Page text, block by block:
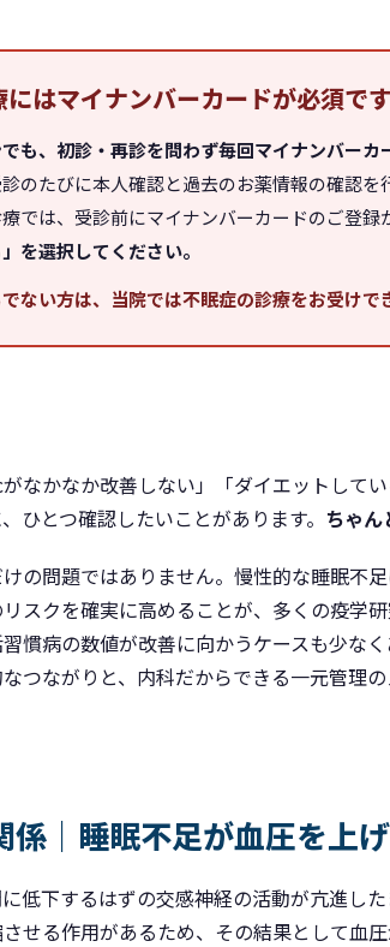
にはマイナンバーカードが必須です
も、初診・再診を問わず毎回マイナンバーカ
のたびに本人確認と過去のお薬情報の確認を
では、受診前にマイナンバーカードのご登録
を選択してください。
ない方は、当院では不眠症の診療をお受けで
がなかなか改善しない」「ダイエットし
ひとつ確認したいことがあります。 ちゃん
の問題ではありません。慢性的な睡眠不
スクを確実に高めることが、多くの疫学研
慣病の数値が改善に向かうケースも少な
つながりと、内科だからできる一元管理の
係｜睡眠不足が血圧を上
低下するはずの交感神経の活動が亢進し
せる作用があるため、その結果として血